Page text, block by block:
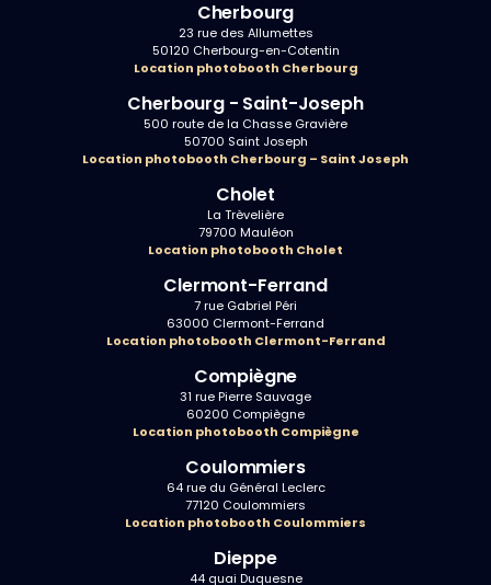
Cherbourg
23 rue des Allumettes
50120 Cherbourg-en-Cotentin
Location photobooth Cherbourg
Cherbourg - Saint-Joseph
500 route de la Chasse Gravière
50700 Saint Joseph
Location photobooth Cherbourg – Saint Joseph
Cholet
La Trèvelière
79700 Mauléon
Location photobooth Cholet
Clermont-Ferrand
7 rue Gabriel Péri
63000 Clermont-Ferrand
Location photobooth Clermont-Ferrand
Compiègne
31 rue Pierre Sauvage
60200 Compiègne
Location photobooth Compiègne
Coulommiers
64 rue du Général Leclerc
77120 Coulommiers
Location photobooth Coulommiers
Dieppe
44 quai Duquesne